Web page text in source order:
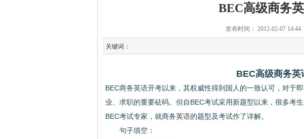
BEC高级商务
发布时间： 2012-02-07
关键词：
BEC高级商务英
BEC商务英语开考以来，其权威性得到国人的一致认可，对于
业、求职的重要砝码。但自BEC考试采用新题型以来，很多考
BEC考试专家，就商务英语的题型及考试作了详解。
句子填空：